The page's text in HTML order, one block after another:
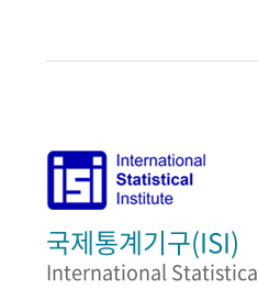
국제통계기구(ISI)
International